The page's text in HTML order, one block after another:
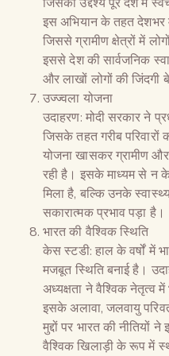
इस अभियान के तहत देशभर में
जिससे ग्रामीण क्षेत्रों में
इससे देश की सार्वजनिक
और लाखों लोगों की जिंदगी
उज्ज्वला योजना
उदाहरण: मोदी सरकार ने
जिसके तहत गरीब
योजना खासकर ग्रामीण
रही है। इसके माध्यम से न
मिला है, बल्कि उनके
सकारात्मक प्रभाव पड़ा है।
भारत की वैश्विक स्थिति
केस स्टडी: हाल के वर्षों में
मजबूत स्थिति बनाई है।
अध्यक्षता ने वैश्विक नेतृत्व
इसके अलावा, जलवायु
मुद्दों पर भारत की नीतियों
वैश्विक खिलाड़ी के रूप में